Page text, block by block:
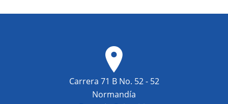
Carrera 71 B No. 52 - 52
Normandía